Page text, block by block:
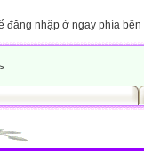
đăng nhập ở ngay phía bên